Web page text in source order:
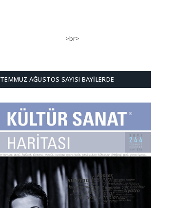
>br>
TEMMUZ AĞUSTOS SAYISI BAYILERDE